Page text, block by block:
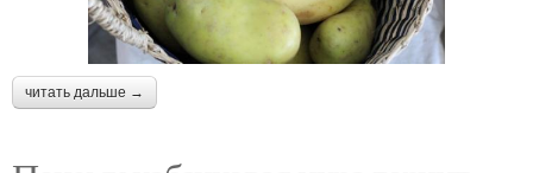
читать дальше →